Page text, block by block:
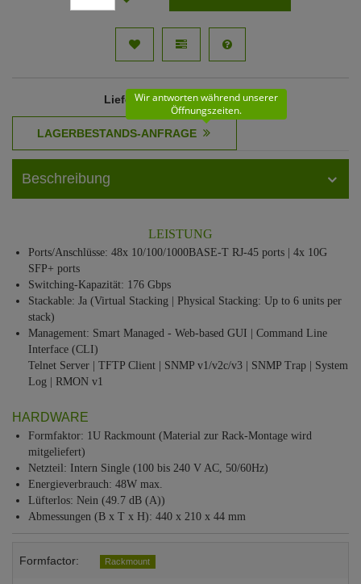
Lieferzeit: 11 - 12 Werktage
Wir antworten während unserer
Öffnungszeiten.
Beschreibung
LEISTUNG
Ports/Anschlüsse: 48x 10/100/1000BASE-T RJ-45 ports | 4x 10G
SFP+ ports
Switching-Kapazität: 176 Gbps
Stackable: Ja (Virtual Stacking | Physical Stacking: Up to 6 units per
stack)
Management: Smart Managed - Web-based GUI | Command Line
Interface (CLI)
Telnet Server | TFTP Client | SNMP v1/v2c/v3 | SNMP Trap | System
Log | RMON v1
HARDWARE
Formfaktor: 1U Rackmount (Material zur Rack-Montage wird
mitgeliefert)
Netzteil: Intern Single (100 bis 240 V AC, 50/60Hz)
Energieverbrauch: 48W max.
Lüfterlos: Nein (49.7 dB (A))
Abmessungen (B x T x H): 440 x 210 x 44 mm
Formfactor: Rackmount